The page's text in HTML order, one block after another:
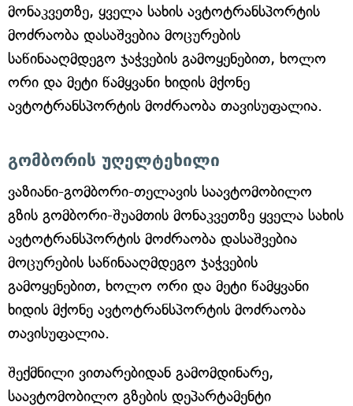
მონაკვეთზე, ყველა სახის ავტოტრანსპორტის
მოძრაობა დასაშვებია მოცურების
საწინააღმდეგო ჯაჭვების გამოყენებით, ხოლო
ორი და მეტი წამყვანი ხიდის მქონე
ავტოტრანსპორტის მოძრაობა თავისუფალია.
გომბორის უღელტეხილი
ვაზიანი-გომბორი-თელავის საავტომობილო
გზის გომბორი-შუამთის მონაკვეთზე ყველა სახის
ავტოტრანსპორტის მოძრაობა დასაშვებია
მოცურების საწინააღმდეგო ჯაჭვების
გამოყენებით, ხოლო ორი და მეტი წამყვანი
ხიდის მქონე ავტოტრანსპორტის მოძრაობა
თავისუფალია.
შექმნილი ვითარებიდან გამომდინარე,
საავტომობილო გზების დეპარტამენტი